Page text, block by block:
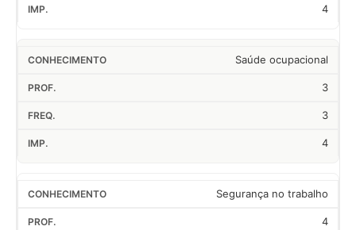
4
Saúde ocupacional
3
3
4
Segurança no trabalho
4